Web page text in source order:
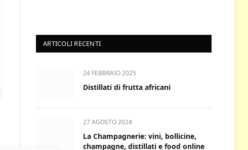
ARTICOLI RECENTI
24 FEBBRAIO 2025
Distillati di frutta africani
27 AGOSTO 2024
La Champagnerie: vini, bollicine,
champagne, distillati e food online